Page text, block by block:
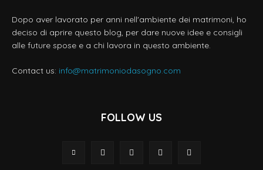
Dopo aver lavorato per anni nell'ambiente dei matrimoni, ho
deciso di aprire questo blog, per dare nuove idee e consigli
alle future spose e a chi lavora in questo ambiente.
Contact us: info@matrimoniodasogno.com
FOLLOW US